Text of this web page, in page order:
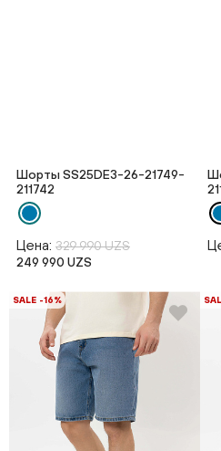
Шорты SS25DE3-26-21749-
211742
Цена: 329 990 UZS
249 990 UZS
SALE -16%